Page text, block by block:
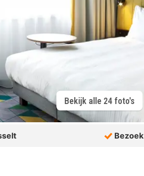
Bekijk alle 24 foto's